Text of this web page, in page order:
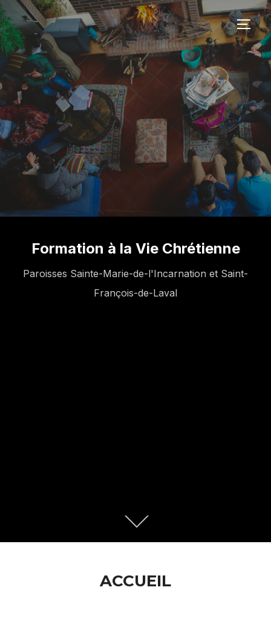
Formation à la Vie Chrétienne
Paroisses Sainte-Marie-de-l'Incarnation et Saint-
François-de-Laval
ACCUEIL